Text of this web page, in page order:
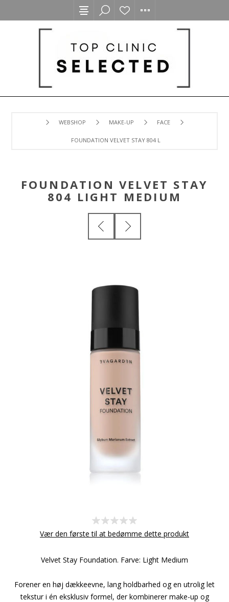
WEBSHOP MAKE-UP FACE
FOUNDATION VELVET STAY 804 LIGHT MEDIUM
FOUNDATION VELVET STAY
804 LIGHT MEDIUM
Vær den første til at bedømme dette produkt
Velvet Stay Foundation. Farve: Light Medium
Forener en høj dækkeevne, lang holdbarhed og en utrolig let
tekstur i én eksklusiv formel, der kombinerer make-up og